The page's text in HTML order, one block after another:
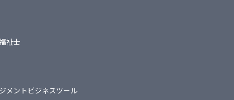
祉士
メント ビジネスツール